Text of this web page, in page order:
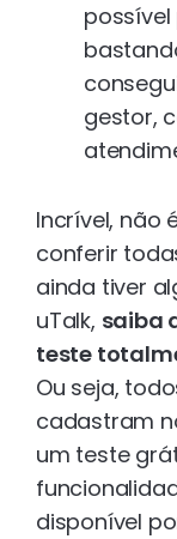
possível
gestor,
Incrível, não
conferir
ainda tiver
uTalk, saiba
teste
Ou seja,
cadastram
um teste
disponível